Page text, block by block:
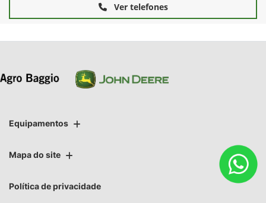
Ver telefones
Equipamentos
Mapa do site
Política de privacidade